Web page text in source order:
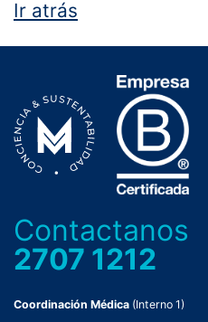
Ir atrás
Contactanos
2707 1212
Coordinación Médica (Interno 1)